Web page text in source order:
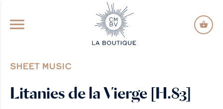
GO TO PRINCIPAL CONTENT
SHEET MUSIC
Litanies de la Vierge [H.83]